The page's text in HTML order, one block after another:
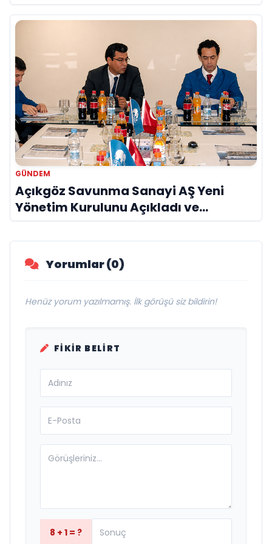
GÜNDEM
Açıkgöz Savunma Sanayi AŞ Yeni
Yönetim Kurulunu Açıkladı ve
Savunma Sanayinde Küresel Vizyon
Vurgusu
Yorumlar (0)
Henüz yorum yazılmamış. İlk görüşü siz bildirin!
FIKIR BELIRT
8 + 1 = ?